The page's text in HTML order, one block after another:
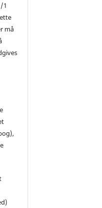
1
må